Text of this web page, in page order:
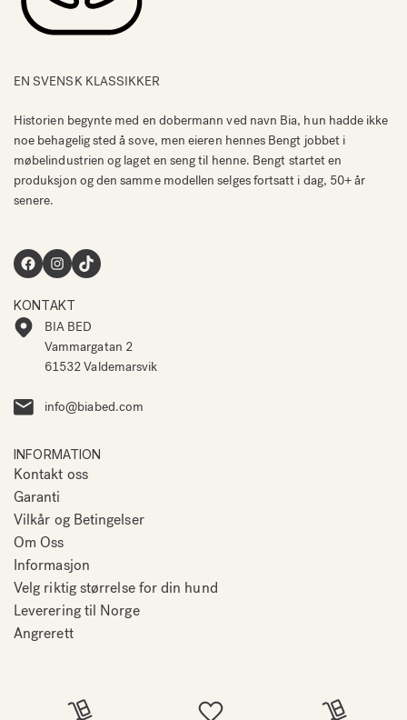
EN SVENSK KLASSIKKER
Historien begynte med en dobermann ved navn Bia, hun hadde ikke
noe behagelig sted å sove, men eieren hennes Bengt jobbet i
møbelindustrien og laget en seng til henne. Bengt startet en
produksjon og den samme modellen selges fortsatt i dag, 50+ år
senere.
Facebook Instagram TikTok
KONTAKT
BIA BED
Vammargatan 2
61532 Valdemarsvik
info@biabed.com
INFORMATION
Kontakt oss
Garanti
Vilkår og Betingelser
Om Oss
Informasjon
Velg riktig størrelse for din hund
Leverering til Norge
Angrerett